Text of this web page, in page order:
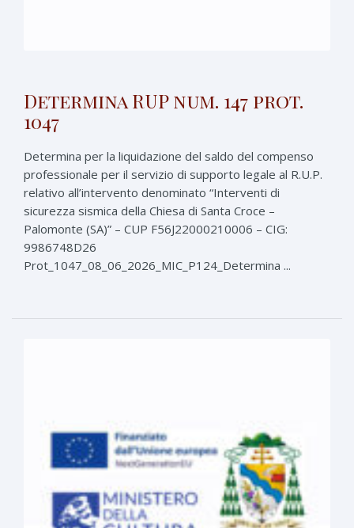
Determina RUP num. 147 prot.
1047
Determina per la liquidazione del saldo del compenso
professionale per il servizio di supporto legale al R.U.P.
relativo all’intervento denominato “Interventi di
sicurezza sismica della Chiesa di Santa Croce –
Palomonte (SA)” – CUP F56J22000210006 – CIG:
9986748D26
Prot_1047_08_06_2026_MIC_P124_Determina ...